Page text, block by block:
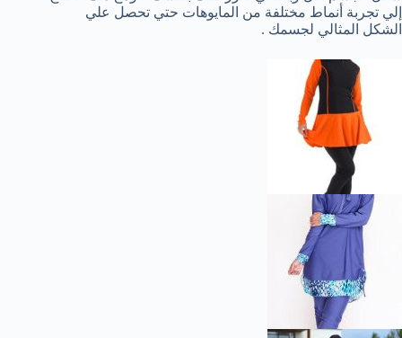
إلي تجربة أنماط مختلفة من المايوهات حتي تحصل علي
الشكل المثالي لجسمك .